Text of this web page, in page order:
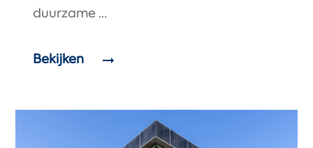
duurzame ...
Bekijken